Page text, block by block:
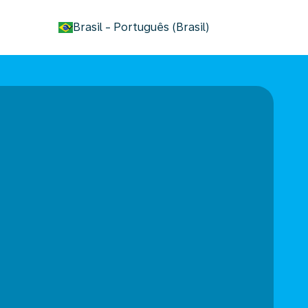
Brasil - Português (Brasil)
keyboard_arrow_down